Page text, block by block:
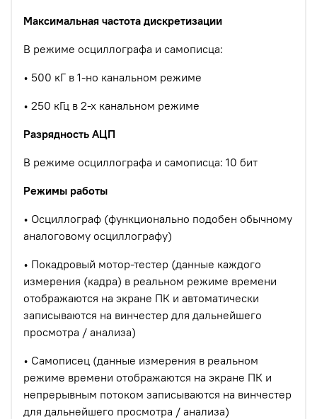
Максимальная частота дискретизации
В режиме осциллографа и самописца:
• 500 кГ в 1-но канальном режиме
• 250 кГц в 2-х канальном режиме
Разрядность АЦП
В режиме осциллографа и самописца: 10 бит
Режимы работы
• Осциллограф (функционально подобен обычному
аналоговому осциллографу)
• Покадровый мотор-тестер (данные каждого
измерения (кадра) в реальном режиме времени
отображаются на экране ПК и автоматически
записываются на винчестер для дальнейшего
просмотра / анализа)
• Самописец (данные измерения в реальном
режиме времени отображаются на экране ПК и
непрерывным потоком записываются на винчестер
для дальнейшего просмотра / анализа)